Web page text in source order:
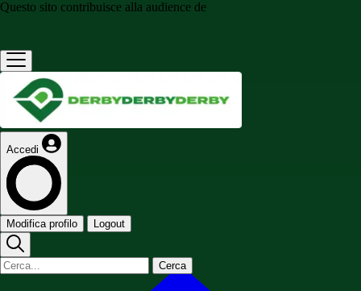
Questo sito contribuisce alla audience de
Accedi
Modifica profilo Logout
Cerca